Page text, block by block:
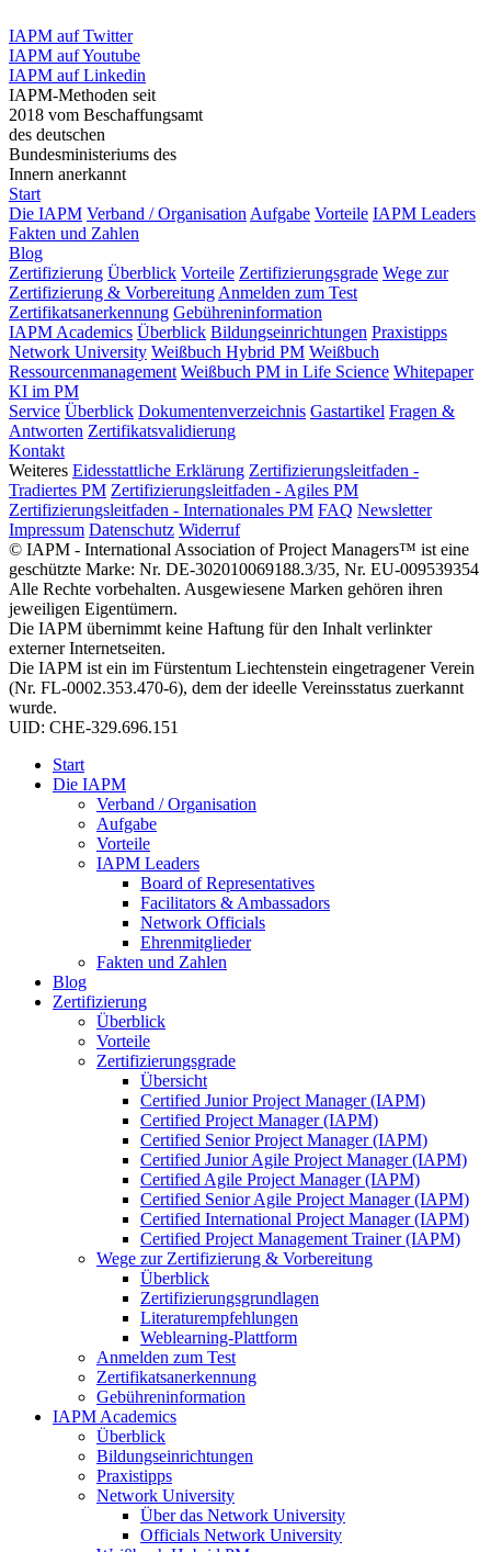
IAPM auf Twitter
IAPM auf Youtube
IAPM auf Linkedin
IAPM-Methoden seit
2018 vom Beschaffungsamt
des deutschen
Bundesministeriums des
Innern anerkannt
Start
Die IAPM Verband / Organisation Aufgabe Vorteile IAPM Leaders
Fakten und Zahlen
Blog
Zertifizierung Überblick Vorteile Zertifizierungsgrade Wege zur
Zertifizierung & Vorbereitung Anmelden zum Test
Zertifikatsanerkennung Gebühreninformation
IAPM Academics Überblick Bildungseinrichtungen Praxistipps
Network University Weißbuch Hybrid PM Weißbuch
Ressourcenmanagement Weißbuch PM in Life Science Whitepaper
KI im PM
Service Überblick Dokumentenverzeichnis Gastartikel Fragen &
Antworten Zertifikatsvalidierung
Kontakt
Weiteres Eidesstattliche Erklärung Zertifizierungsleitfaden -
Tradiertes PM Zertifizierungsleitfaden - Agiles PM
Zertifizierungsleitfaden - Internationales PM FAQ Newsletter
Impressum Datenschutz Widerruf
© IAPM - International Association of Project Managers™ ist eine
geschützte Marke: Nr. DE-302010069188.3/35, Nr. EU-009539354
Alle Rechte vorbehalten. Ausgewiesene Marken gehören ihren
jeweiligen Eigentümern.
Die IAPM übernimmt keine Haftung für den Inhalt verlinkter
externer Internetseiten.
Die IAPM ist ein im Fürstentum Liechtenstein eingetragener Verein
(Nr. FL-0002.353.470-6), dem der ideelle Vereinsstatus zuerkannt
wurde.
UID: CHE-329.696.151
Start
Die IAPM
Verband / Organisation
Aufgabe
Vorteile
IAPM Leaders
Board of Representatives
Facilitators & Ambassadors
Network Officials
Ehrenmitglieder
Fakten und Zahlen
Blog
Zertifizierung
Überblick
Vorteile
Zertifizierungsgrade
Übersicht
Certified Junior Project Manager (IAPM)
Certified Project Manager (IAPM)
Certified Senior Project Manager (IAPM)
Certified Junior Agile Project Manager (IAPM)
Certified Agile Project Manager (IAPM)
Certified Senior Agile Project Manager (IAPM)
Certified International Project Manager (IAPM)
Certified Project Management Trainer (IAPM)
Wege zur Zertifizierung & Vorbereitung
Überblick
Zertifizierungsgrundlagen
Literaturempfehlungen
Weblearning-Plattform
Anmelden zum Test
Zertifikatsanerkennung
Gebühreninformation
IAPM Academics
Überblick
Bildungseinrichtungen
Praxistipps
Network University
Über das Network University
Officials Network University